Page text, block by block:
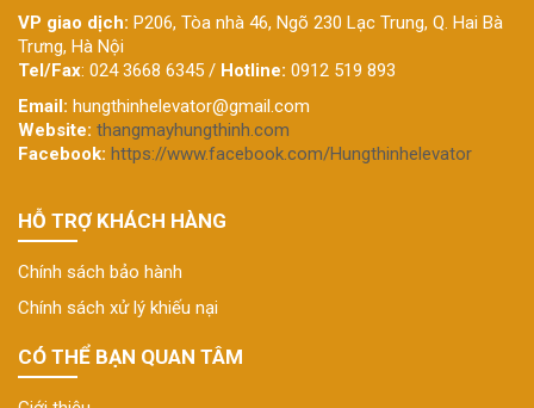
VP giao dịch: P206, Tòa nhà 46, Ngõ 230 Lạc Trung, Q. Hai Bà
Trưng, Hà Nội
Tel/Fax: 024 3668 6345 / Hotline: 0912 519 893
Email: hungthinhelevator@gmail.com
Website: thangmayhungthinh.com
Facebook: https://www.facebook.com/Hungthinhelevator
HỖ TRỢ KHÁCH HÀNG
Chính sách bảo hành
Chính sách xử lý khiếu nại
CÓ THỂ BẠN QUAN TÂM